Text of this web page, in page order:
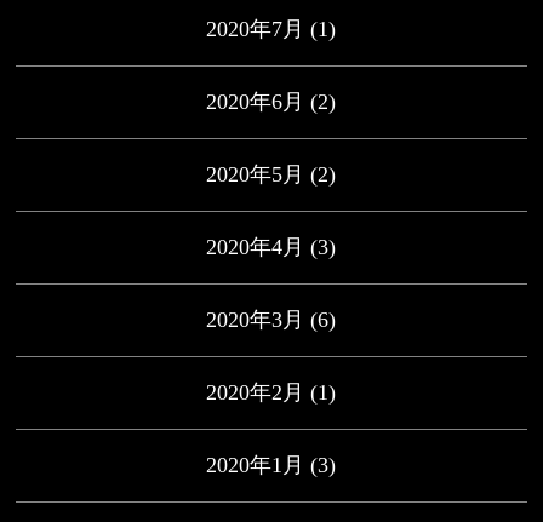
2020年7月 (1)
2020年6月 (2)
2020年5月 (2)
2020年4月 (3)
2020年3月 (6)
2020年2月 (1)
2020年1月 (3)